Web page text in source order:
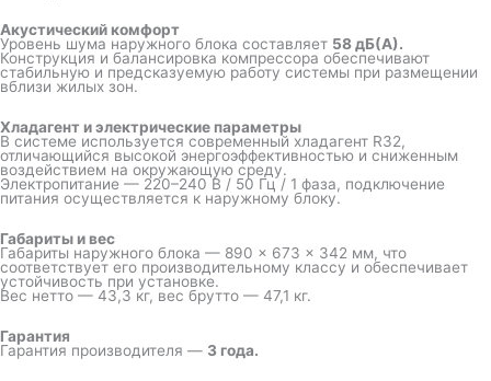
Акустический комфорт
Уровень шума наружного блока составляет 58 дБ(А).
Конструкция и балансировка компрессора обеспечивают
стабильную и предсказуемую работу системы при размещении
вблизи жилых зон.
Хладагент и электрические параметры
В системе используется современный хладагент R32,
отличающийся высокой энергоэффективностью и сниженным
воздействием на окружающую среду.
Электропитание — 220–240 В / 50 Гц / 1 фаза, подключение
питания осуществляется к наружному блоку.
Габариты и вес
Габариты наружного блока — 890 × 673 × 342 мм, что
соответствует его производительному классу и обеспечивает
устойчивость при установке.
Вес нетто — 43,3 кг, вес брутто — 47,1 кг.
Гарантия
Гарантия производителя — 3 года.